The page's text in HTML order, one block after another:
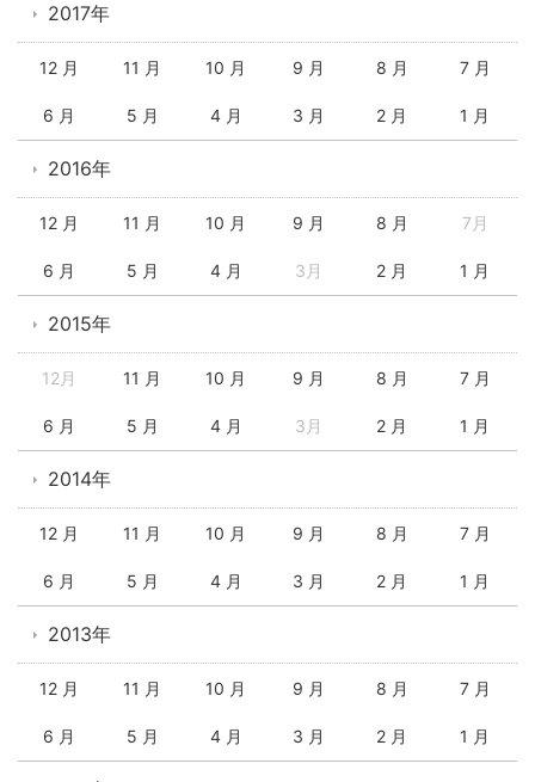
2017年
12 月 11 月 10 月 9 月 8 月 7 月
6 月 5 月 4 月 3 月 2 月 1 月
2016年
12 月 11 月 10 月 9 月 8 月 7月
6 月 5 月 4 月 3月 2 月 1 月
2015年
12月 11 月 10 月 9 月 8 月 7 月
6 月 5 月 4 月 3月 2 月 1 月
2014年
12 月 11 月 10 月 9 月 8 月 7 月
6 月 5 月 4 月 3 月 2 月 1 月
2013年
12 月 11 月 10 月 9 月 8 月 7 月
6 月 5 月 4 月 3 月 2 月 1 月